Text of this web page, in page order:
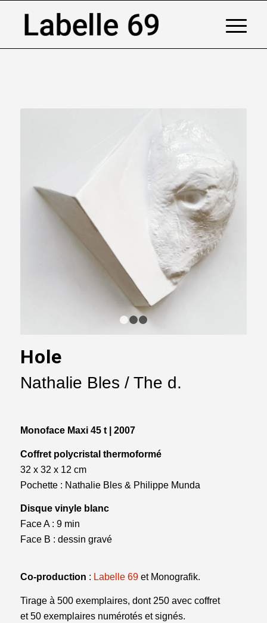
Hole
Nathalie Bles / The d.
Monoface Maxi 45 t | 2007
Coffret polycristal thermoformé
32 x 32 x 12 cm
Pochette : Nathalie Bles & Philippe Munda
Disque vinyle blanc
Face A : 9 min
Face B : dessin gravé
Co-production : Labelle 69et Monografik.
Tirage à 500 exemplaires, dont 250 avec coffret
et 50 exemplaires numérotés et signés.